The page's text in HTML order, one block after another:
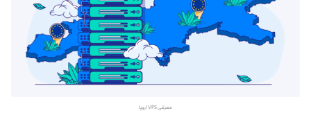
معرفی VPS اروپا